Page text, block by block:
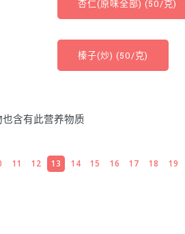
杏仁(原味全部) (50/克)
榛子(炒) (50/克)
含有此营养物质
11 12 13 14 15 16 17 18 19